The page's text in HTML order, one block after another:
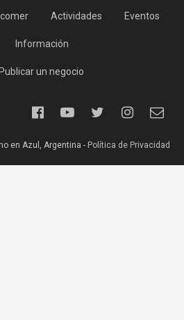
Actividades Eventos
Información
Publicar un negocio
en Azul, Argentina - Política de Privacidad